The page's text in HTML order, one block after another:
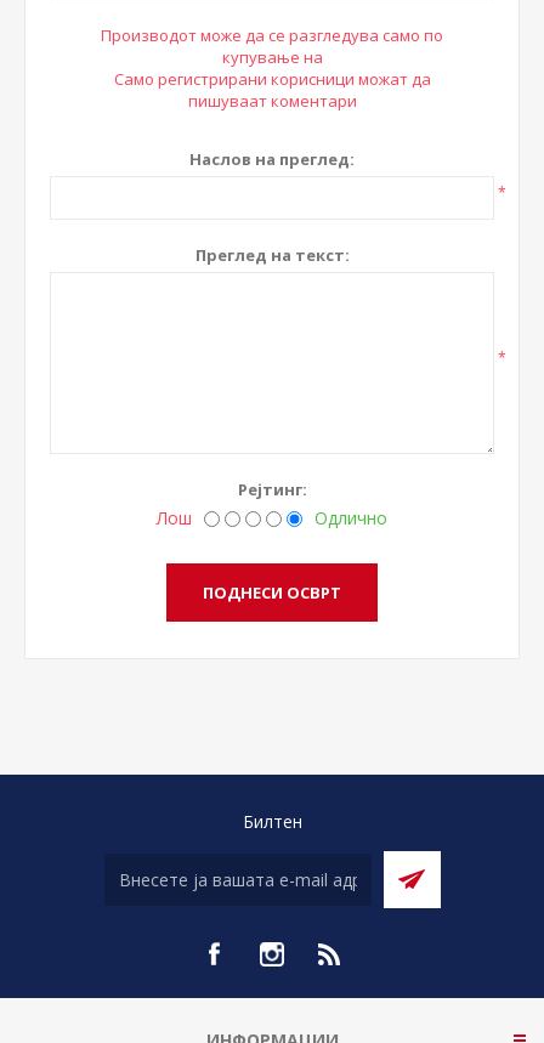
Производот може да се разгледува само по
купување на
Само регистрирани корисници можат да
пишуваат коментари
Наслов на преглед:
*
Преглед на текст:
*
Рејтинг:
Лош Одлично
Билтен